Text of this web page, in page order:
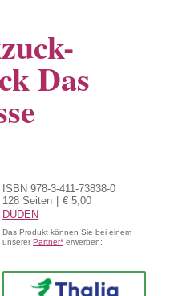
Das
ISBN 978-3-411-73838-0
128 Seiten
€ 5,00
DUDEN
Das Produkt können Sie bei einem
unsererPartner* erwerben:
Thalia